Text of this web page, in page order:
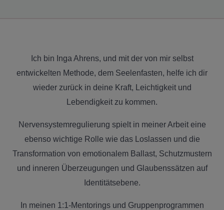
Ich bin Inga Ahrens, und mit der von mir selbst
entwickelten Methode, dem Seelenfasten, helfe ich dir
wieder zurück in deine Kraft, Leichtigkeit und
Lebendigkeit zu kommen.
Nervensystemregulierung spielt in meiner Arbeit eine
ebenso wichtige Rolle wie das Loslassen und die
Transformation von emotionalem Ballast, Schutzmustern
und inneren Überzeugungen und Glaubenssätzen auf
Identitätsebene.
In meinen 1:1-Mentorings und Gruppenprogrammen